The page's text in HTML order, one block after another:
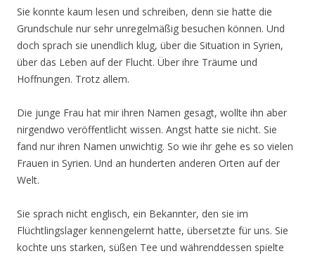
Sie konnte kaum lesen und schreiben, denn sie hatte die
Grundschule nur sehr unregelmäßig besuchen können. Und
doch sprach sie unendlich klug, über die Situation in Syrien,
über das Leben auf der Flucht. Über ihre Träume und
Hoffnungen. Trotz allem.
Die junge Frau hat mir ihren Namen gesagt, wollte ihn aber
nirgendwo veröffentlicht wissen. Angst hatte sie nicht. Sie
fand nur ihren Namen unwichtig. So wie ihr gehe es so vielen
Frauen in Syrien. Und an hunderten anderen Orten auf der
Welt.
Sie sprach nicht englisch, ein Bekannter, den sie im
Flüchtlingslager kennengelernt hatte, übersetzte für uns. Sie
kochte uns starken, süßen Tee und währenddessen spielte